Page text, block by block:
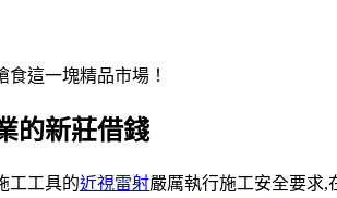
這一塊精品市場！
的新莊借錢
工工具的近視雷射嚴厲執行施工安全要求,